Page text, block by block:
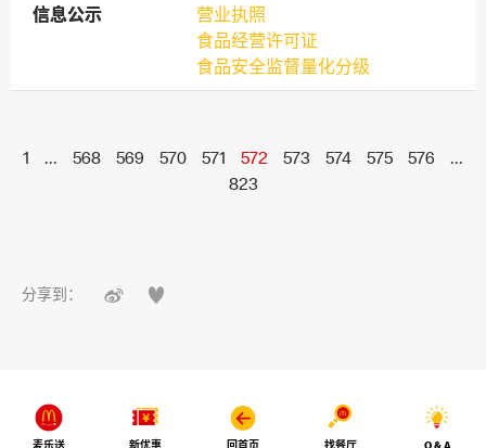
信息公示
信息公示
营业执照
食品经营许可证
食品安全监督量化分级
1 ... 568 569 570 571 572 573 574 575 576
...
823
分享到：  